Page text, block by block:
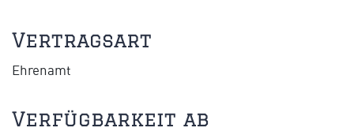
Vertragsart
Ehrenamt
Verfügbarkeit ab